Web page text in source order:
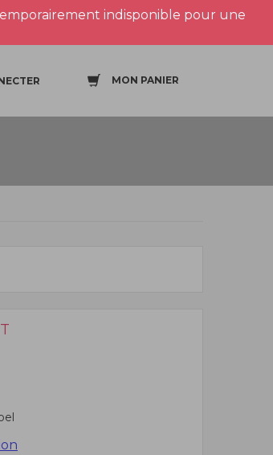
indisponible pour une
MON PANIER